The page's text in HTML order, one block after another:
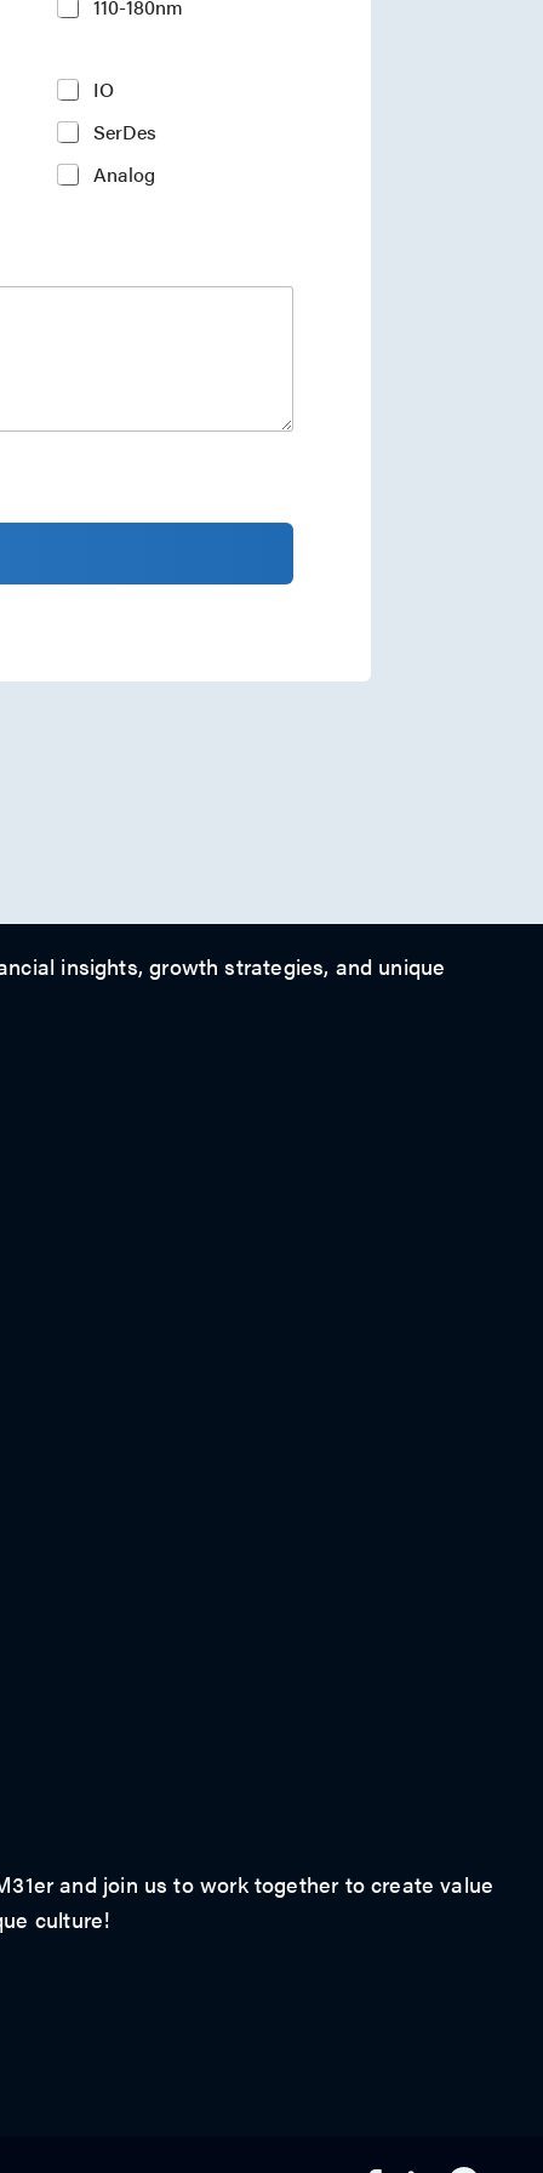
insights, growth strategies, and unique
and join us to work together to create value
culture!
110-180nm
IO
SerDes
Analog